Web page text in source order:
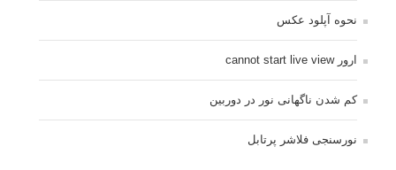
نحوه آپلود عکس
ارور cannot start live view
کم شدن ناگهانی نور در دوربین
نورسنجی فلاشر پرتابل